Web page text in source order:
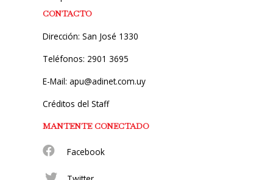
CONTACTO
Dirección: San José 1330
Teléfonos: 2901 3695
E-Mail: apu@adinet.com.uy
Créditos del Staff
MANTENTE CONECTADO
Facebook